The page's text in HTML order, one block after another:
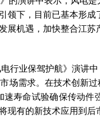
下，目前已基本形
机遇，加快整合江
业保驾护航》演讲
需求。在技术创新
寿命试验确保传动
有的新技术应用到后